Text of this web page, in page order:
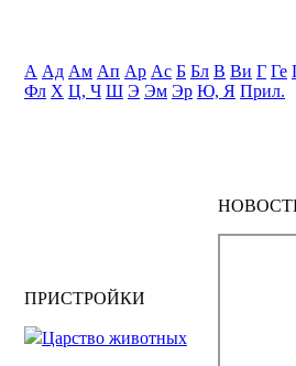
А Ад Ам Ап Ар Ас Б Бл В Ви Г Ге
Фл Х Ц, Ч Ш Э Эм Эр Ю, Я Прил.
ПРИСТРОЙКИ
Царство животных